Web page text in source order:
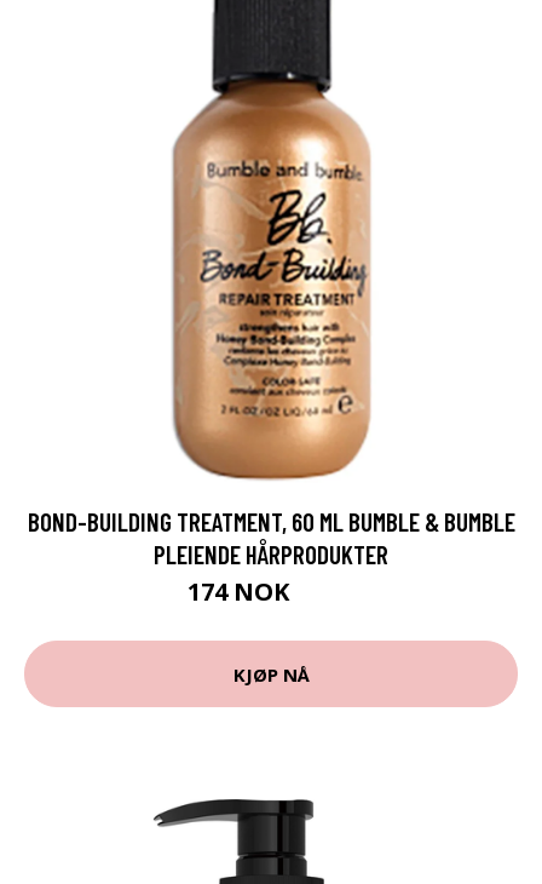
BOND-BUILDING TREATMENT, 60 ML BUMBLE & BUMBLE
PLEIENDE HÅRPRODUKTER
174 NOK
KJØP NÅ